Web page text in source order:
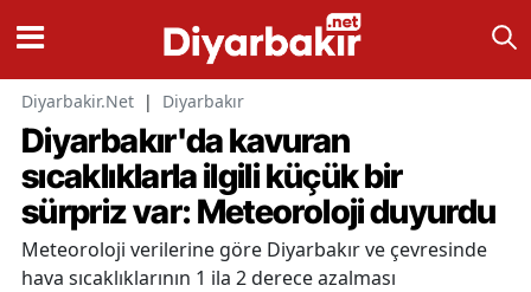
Diyarbakir.Net | Diyarbakır
Diyarbakır'da kavuran
sıcaklıklarla ilgili küçük bir
sürpriz var: Meteoroloji duyurdu
Meteoroloji verilerine göre Diyarbakır ve çevresinde
hava sıcaklıklarının 1 ila 2 derece azalması